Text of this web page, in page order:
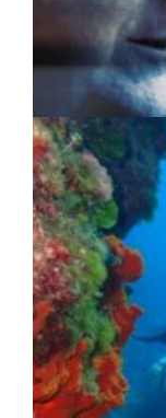
ΠΟΛΙΤΙΣΜΟΣ 04/
Μακεδονία